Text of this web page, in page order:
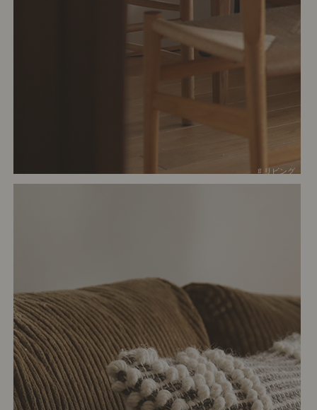
# リビング